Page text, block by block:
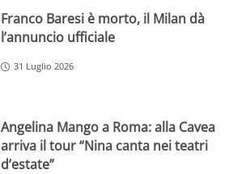
Franco Baresi è morto, il Milan dà
l’annuncio ufficiale
31 Luglio 2026
Angelina Mango a Roma: alla Cavea
arriva il tour “Nina canta nei teatri
d’estate”